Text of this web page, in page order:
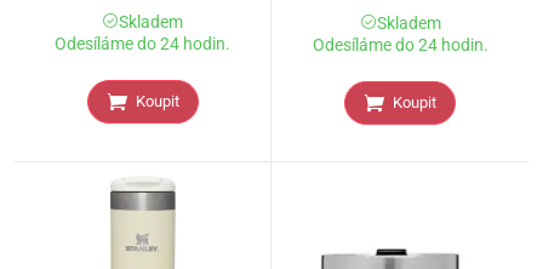
Skladem
Odesíláme do 24 hodin.
Koupit
Skladem
Odesíláme do 24 hodin.
Koupit